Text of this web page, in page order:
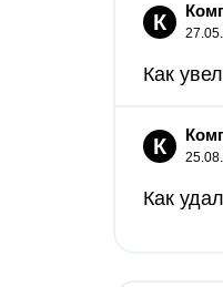
К
Как
К
Как